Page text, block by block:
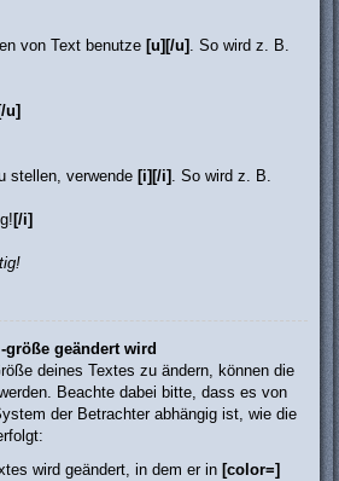
von Text benutze [u][/u]
. So wird z. B.
u]
stellen, verwende [i][/i] . So wird z. B.
[/i]
größe geändert wird
deines Textes zu ändern, können die
Beachte dabei bitte, dass es von
der Betrachter abhängig ist, wie die
wird geändert, in dem er in [color=]